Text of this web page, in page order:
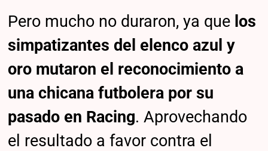
Pero mucho no duraron, ya que los
simpatizantes del elenco azul y
oro mutaron el reconocimiento a
una chicana futbolera por su
pasado en Racing. Aprovechando
el resultado a favor contra el